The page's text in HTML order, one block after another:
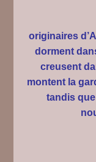
originaires
dorment
creusent
montent la
tandis